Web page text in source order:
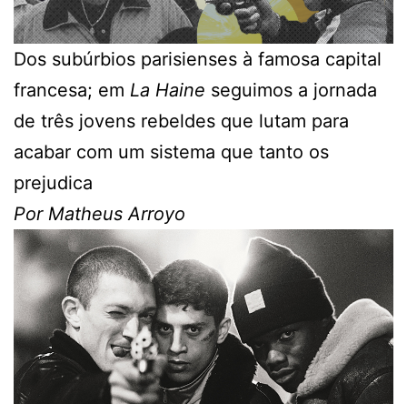
Dos subúrbios parisienses à famosa capital
francesa; em La Haine seguimos a jornada
de três jovens rebeldes que lutam para
acabar com um sistema que tanto os
prejudica
Por Matheus Arroyo